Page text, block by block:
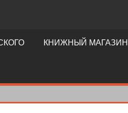
КНИЖНЫЙ МАГАЗИН